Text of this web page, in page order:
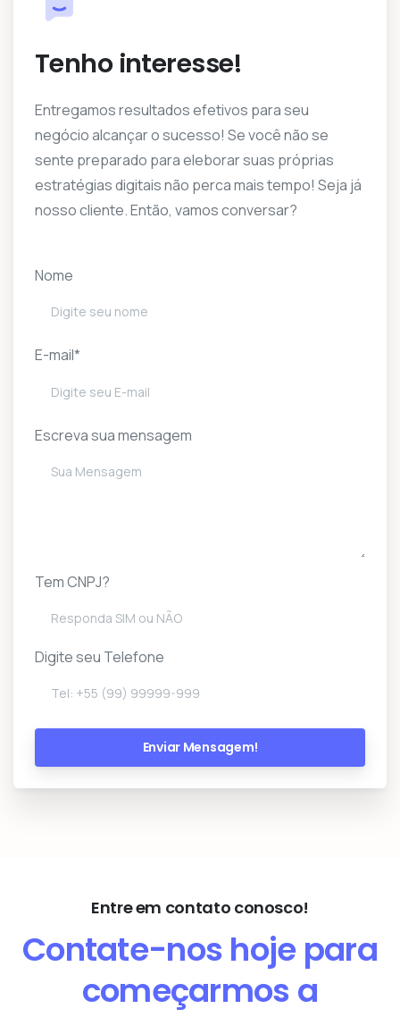
Tenho interesse!
Entregamos resultados efetivos para seu
negócio alcançar o sucesso! Se você não se
sente preparado para eleborar suas próprias
estratégias digitais não perca mais tempo! Seja já
nosso cliente. Então, vamos conversar?
Nome
E-mail*
Escreva sua mensagem
Tem CNPJ?
Digite seu Telefone
Entre em contato conosco!
Contate-nos hoje para
começarmos a